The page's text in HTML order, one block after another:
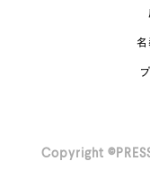
名
Copyright